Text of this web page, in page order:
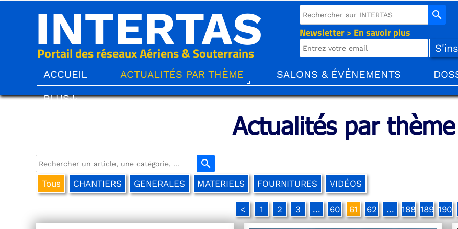
INTERTAS
Portail des réseaux Aériens & Souterrains
Newsletter > En savoir plus
search
ACCUEIL ACTUALITÉS PAR THÈME SALONS & ÉVÉNEMENTS
PLUS↓
Actualités par thème
search
Tous CHANTIERS GENERALES MATERIELS FOURNITURES VIDÉOS
< 1 2 3 ... 60 61 62 ... 188 189 190